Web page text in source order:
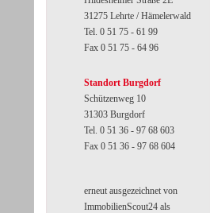
31275 Lehrte / Hämelerwald
Tel. 0 51 75 - 61 99
Fax 0 51 75 - 64 96
Standort Burgdorf
Schützenweg 10
31303 Burgdorf
Tel. 0 51 36 - 97 68 603
Fax 0 51 36 - 97 68 604
erneut ausgezeichnet von
ImmobilienScout24 als